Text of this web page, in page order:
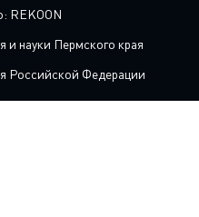
REKOON
и науки Пермского края
Российской Федерации